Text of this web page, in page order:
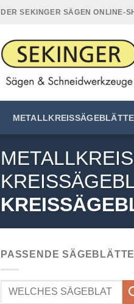
DER SEKINGER SÄGEN ONLINE-
PASSENDE
Suchen